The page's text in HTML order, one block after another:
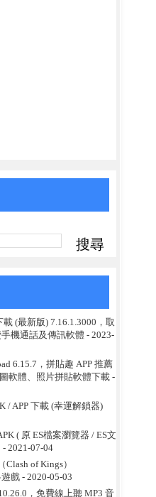
(最新版) 7.16.1.3000，取
機通話及傳訊軟體 - 2023-
6.15.7，拼貼趣 APP 推薦
軟體、照片拼貼軟體下載-
/ APP 下載 (幸運解鎖器)
( 原 ES檔案瀏覽器 / ES文
- 2021-07-04
Clash of Kings）
戲- 2020-05-03
，免費線上聽 MP3 音